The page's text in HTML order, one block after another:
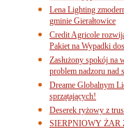
Lena Lighting
gminie Gierałtowice
Credit Agricole
Pakiet na Wypadki
Zasłużony spokój na
problem nadzoru nad
Dreame Globalnym
sprzątających!
Deserek ryżowy z
SIERPNIOWY ŻAR